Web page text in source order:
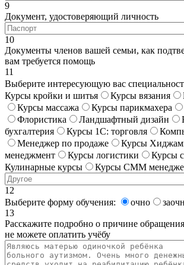
9
Документ, удостоверяющий личность
10
Документы членов вашей семьи, как
вам требуется помощь
11
Выберите интересующую вас
Курсы кройки и шитья
Курсы вязания
Курсы массажа
Курсы парикмахера
Флористика
Ландшафтный дизайн
бухгалтерия
Курсы 1С: торговля
Менеджер по продаже
Курсы
менеджмент
Курсы логистики
Курсы
Кулинарные курсы
Курсы СММ
12
Выберите форму обучения:
очно
13
Расскажите подробно о причине
не можете оплатить учёбу